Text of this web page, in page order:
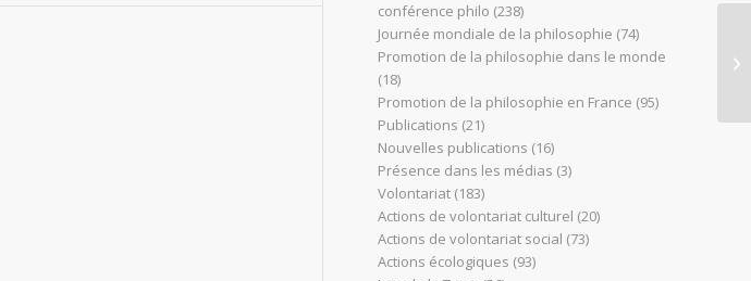
conférence philo (238)
Journée mondiale de la philosophie (74)
Promotion de la philosophie dans le monde
(18)
Promotion de la philosophie en France (95)
Publications (21)
Nouvelles publications (16)
Présence dans les médias (3)
Volontariat (183)
Actions de volontariat culturel (20)
Actions de volontariat social (73)
Actions écologiques (93)